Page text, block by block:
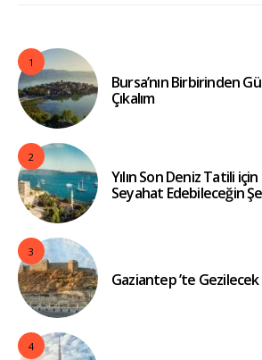
1
Bursa’nın Birbirinden
Çıkalım
2
Yılın Son Deniz Tatili
Seyahat Edebileceğin
3
Gaziantep ’te
4